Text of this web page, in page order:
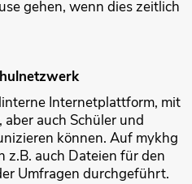
gehen, wenn dies zeitlich
Internetplattform, mit
auch Schüler und
können. Auf mykhg
z.B. auch Dateien für den
Umfragen durchgeführt.